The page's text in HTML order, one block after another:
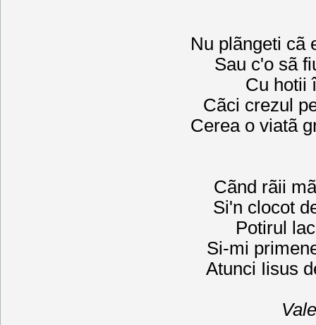
Nu plãngeti cã
Sau c'o sã
Cu hotii
Cãci crezul
Cerea o viatã
Cãnd rãii
Si'n clocot
Potirul
Si-mi
Atunci Iisus